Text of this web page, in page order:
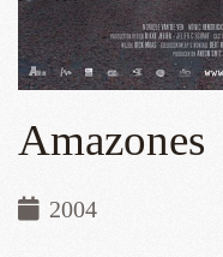
Amazones
2004